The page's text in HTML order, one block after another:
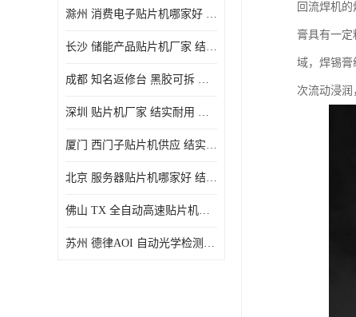
滁州 消费电子贴片机哪家好 结实耐用 全自动化
长沙 储能产品贴片机厂家 结实耐用 适用范围广
成都 知名返修台 黑胶可拆 对位 校正 贴放准确
深圳 贴片机厂家 结实耐用 全自动化
厦门 西门子贴片机供应 结实耐用 提高生产率
北京 服务器贴片机哪家好 结实耐用 宽容性高
佛山 TX 全自动高速贴片机型号 结实耐用 全自动化
苏州 德律AOI 自动光学检测 帮助节省时间和劳动力成本
回流焊机
膏具有一
域，焊锡膏
次流动浸润